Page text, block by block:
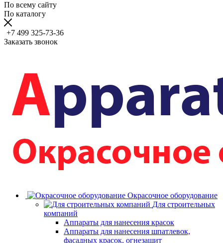
По всему сайту
По каталогу
+7 499 325-73-36
Заказать звонок
Окрасочное оборудование
Для строительных
компаний
Аппараты для нанесения красок
Аппараты для нанесения шпатлевок,
фасадных красок, огнезащит